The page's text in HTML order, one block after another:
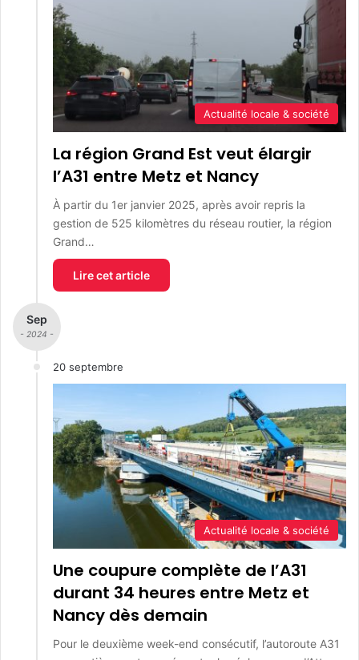
Actualité locale & société
La région Grand Est veut élargir
l’A31 entre Metz et Nancy
À partir du 1er janvier 2025, après avoir repris la
gestion de 525 kilomètres du réseau routier, la région
Grand…
Lire cet article
Sep
- 2024 -
20 septembre
Actualité locale & société
Une coupure complète de l’A31
durant 34 heures entre Metz et
Nancy dès demain
Pour le deuxième week-end consécutif, l’autoroute A31